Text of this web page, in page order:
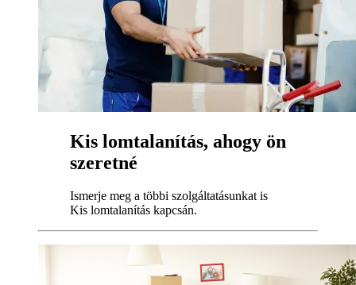
Kis lomtalanítás, ahogy ön
szeretné
Ismerje meg a többi szolgáltatásunkat is
Kis lomtalanítás kapcsán.